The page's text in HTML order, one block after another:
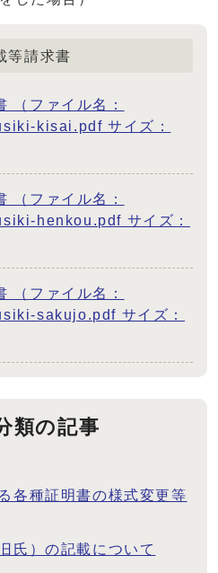
等請求書
（ファイル名：
kisai.pdf サイズ：
（ファイル名：
henkou.pdf サイズ：
（ファイル名：
sakujo.pdf サイズ：
類の記事
各種証明書の様式変更等
氏）の記載について